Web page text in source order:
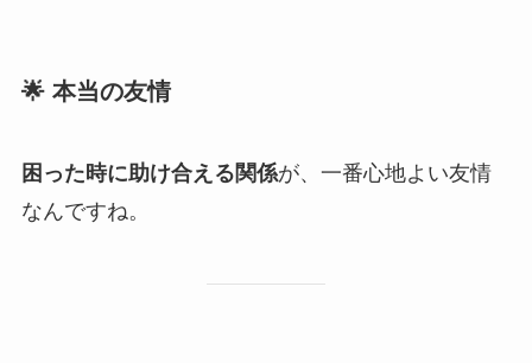
🌟 本当の友情
困った時に助け合える関係が、一番心地よい友情
なんですね。